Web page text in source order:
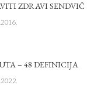
ZDRAVI SENDVIČ
– 48 DEFINICIJA